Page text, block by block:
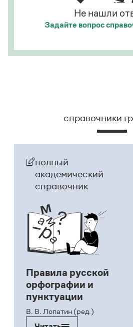
официально сталоМолдовой.
Страница ответа
Не нашли
Задайте вопрос
справочники
полный
академический
справочник
Правила русской
орфографии и
пунктуации
В. В. Лопатин (ред.)